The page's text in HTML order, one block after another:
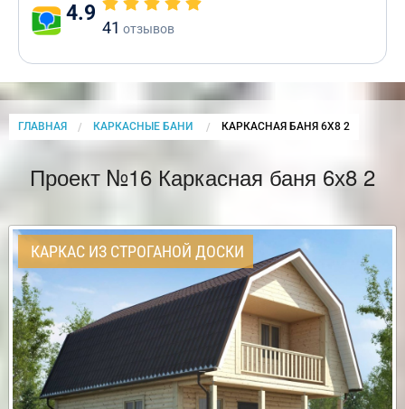
4.9
41 отзывов
ГЛАВНАЯ КАРКАСНЫЕ БАНИ CURRENT:
КАРКАСНАЯ БАНЯ 6Х8 2
Проект №16 Каркасная баня 6х8 2
КАРКАС ИЗ СТРОГАНОЙ ДОСКИ